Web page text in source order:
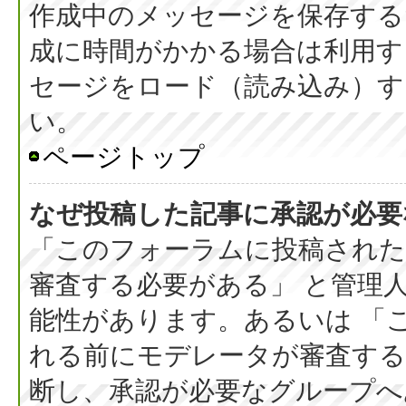
作成中のメッセージを保存す
成に時間がかかる場合は利用
セージをロード（読み込み）
い。
ページトップ
なぜ投稿した記事に承認が必
「このフォーラムに投稿され
審査する必要がある」 と管理
能性があります。あるいは 「
れる前にモデレータが審査す
断し、承認が必要なグループ